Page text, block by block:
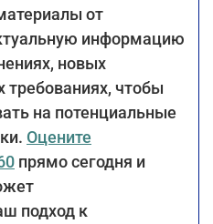
от
информацию
новых
требованиях, чтобы
на потенциальные
Оцените
прямо сегодня и
подход к